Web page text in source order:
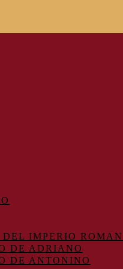
DEL IMPERIO
DE ADRIANO
DE ANTONINO